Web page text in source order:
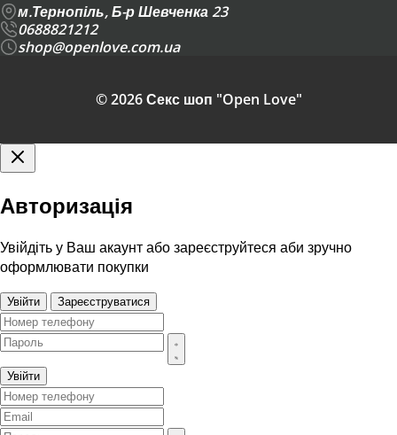
м.Тернопіль, Б-р Шевченка 23
0688821212
shop@openlove.com.ua
© 2026 Секс шоп "Open Love"
Авторизація
Увійдіть у Ваш акаунт або зареєструйтеся аби зручно
оформлювати покупки
Увійти Зареєструватися
Увійти